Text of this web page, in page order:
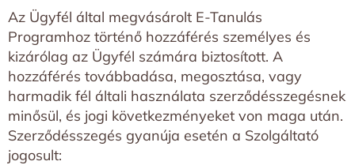
Az Ügyfél által megvásárolt E-Tanulás
Programhoz történő hozzáférés személyes és
kizárólag az Ügyfél számára biztosított. A
hozzáférés továbbadása, megosztása, vagy
harmadik fél általi használata szerződésszegésnek
minősül, és jogi következményeket von maga után.
Szerződésszegés gyanúja esetén a Szolgáltató
jogosult: